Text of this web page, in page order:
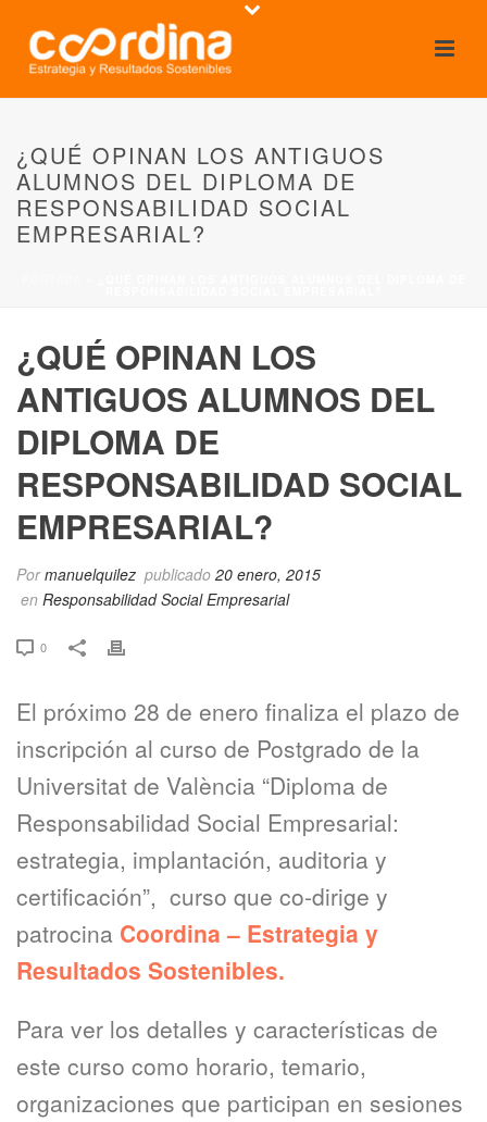
¿QUÉ OPINAN LOS ANTIGUOS
ALUMNOS DEL DIPLOMA DE
RESPONSABILIDAD SOCIAL
EMPRESARIAL?
¿QUÉ OPINAN LOS
ANTIGUOS ALUMNOS DEL
DIPLOMA DE
RESPONSABILIDAD SOCIAL
EMPRESARIAL?
Pormanuelquilez publicado 20 enero, 2015
en Responsabilidad Social Empresarial
0
El próximo 28 de enero finaliza el plazo de
inscripción al curso de Postgrado de la
Universitat de València “Diploma de
Responsabilidad Social Empresarial:
estrategia, implantación, auditoria y
certificación”, curso que co-dirige y
patrocina Coordina – Estrategia y
Resultados Sostenibles.
Para ver los detalles y características de
este curso como horario, temario,
organizaciones que participan en sesiones